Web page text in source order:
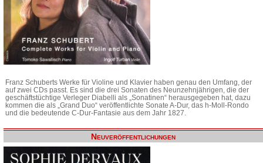
Franz Schuberts Werke für Violine und Klavier haben genau den Umfang, der
auf zwei CDs passt. Es sind die drei Sonaten des Neunzehnjährigen, die der
geschäftstüchtige Verleger Diabelli als „Sonatinen“ herausgegeben hat, dazu
kommen die als „Grand Duo“ veröffentlichte Sonate A-Dur, das h-Moll-Rondo
und die bedeutende C-Dur-Fantasie aus dem Jahr 1827.
Neuveröffentlichungen